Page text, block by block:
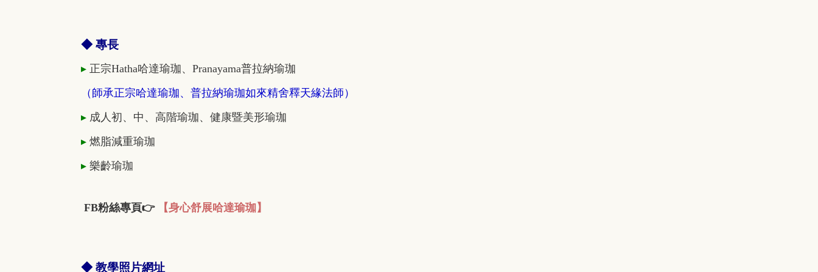
◆ 專長
▸ 正宗Hatha哈達瑜珈、Pranayama普拉納瑜珈
（師承正宗哈達瑜珈、普拉納瑜珈如來精舍釋天緣法師）
▸ 成人初、中、高階瑜珈、健康暨美形瑜珈
▸ 燃脂減重瑜珈
▸ 樂齡瑜珈
FB粉絲專頁👉 【身心舒展哈達瑜珈】
◆ 教學照片網址